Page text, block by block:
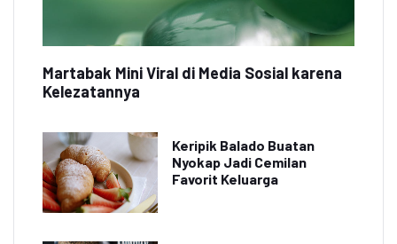
Martabak Mini Viral di Media Sosial karena
Kelezatannya
Keripik Balado Buatan
Nyokap Jadi Cemilan
Favorit Keluarga